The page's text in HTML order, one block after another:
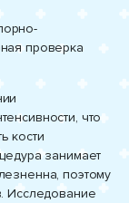
проверка
что
кости
занимает
поэтому
Исследование